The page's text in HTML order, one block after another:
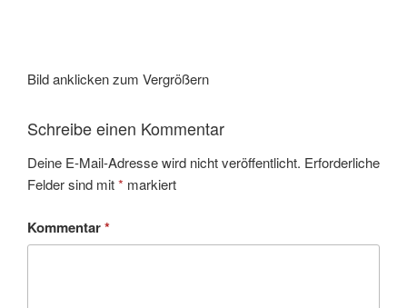
Bild anklicken zum Vergrößern
Schreibe einen Kommentar
Deine E-Mail-Adresse wird nicht veröffentlicht. Erforderliche
Felder sind mit* markiert
Kommentar*